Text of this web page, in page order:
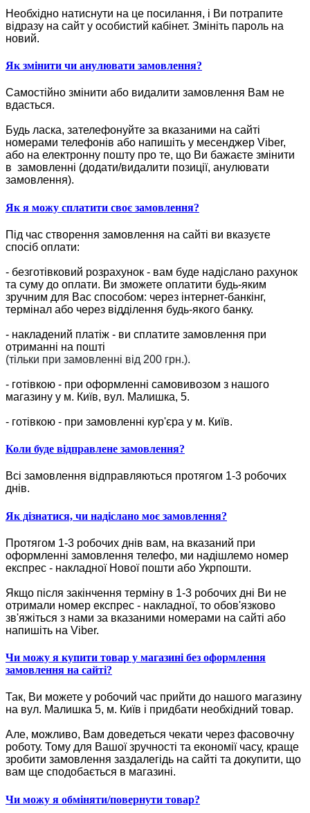
Необхідно натиснути на це посилання, і Ви потрапите
відразу на сайт у особистий кабінет. Змініть пароль на
новий.
Як змінити чи анулювати замовлення?
Самостійно змінити або видалити замовлення Вам не
вдасться.
Будь ласка, зателефонуйте за вказаними на сайті
номерами телефонів або напишіть у месенджер Viber,
або на електронну пошту про те, що Ви бажаєте змінити
в замовленні (додати/видалити позиції, анулювати
замовлення).
Як я можу сплатити своє замовлення?
Під час створення замовлення на сайті ви вказуєте
спосіб оплати:
- безготівковий розрахунок - вам буде надіслано рахунок
та суму до оплати. Ви зможете оплатити будь-яким
зручним для Вас способом: через інтернет-банкінг,
термінал або через відділення будь-якого банку.
- накладений платіж - ви сплатите замовлення при
отриманні на пошті
(тільки при замовленні від 200 грн.).
- готівкою - при оформленні самовивозом з нашого
магазину у м. Київ, вул. Малишка, 5.
- готівкою - при замовленні кур'єра у м. Київ.
Коли буде відправлене замовлення?
Всі замовлення відправляються протягом 1-3 робочих
днів.
Як дізнатися, чи надіслано моє замовлення?
Протягом 1-3 робочих днів вам, на вказаний при
оформленні замовлення телефо, ми надішлемо номер
експрес - накладної Нової пошти або Укрпошти.
Якщо після закінчення терміну в 1-3 робочих дні Ви не
отримали номер експрес - накладної, то обов'язково
зв'яжіться з нами за вказаними номерами на сайті або
напишіть на Viber.
Чи можу я купити товар у магазині без оформлення
замовлення на сайті?
Так, Ви можете у робочий час прийти до нашого магазину
на вул. Малишка 5, м. Київ і придбати необхідний товар.
Але, можливо, Вам доведеться чекати через фасовочну
роботу. Тому для Вашої зручності та економії часу, краще
зробити замовлення заздалегідь на сайті та докупити, що
вам ще сподобається в магазині.
Чи можу я обміняти/повернути товар?